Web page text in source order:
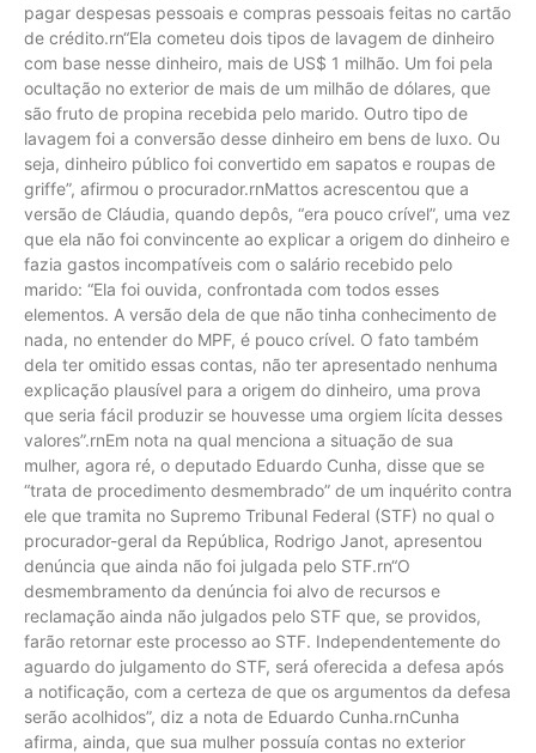
pagar despesas pessoais e compras pessoais feitas no cartão
de crédito.rn“Ela cometeu dois tipos de lavagem de dinheiro
com base nesse dinheiro, mais de US$ 1 milhão. Um foi pela
ocultação no exterior de mais de um milhão de dólares, que
são fruto de propina recebida pelo marido. Outro tipo de
lavagem foi a conversão desse dinheiro em bens de luxo. Ou
seja, dinheiro público foi convertido em sapatos e roupas de
griffe”, afirmou o procurador.rnMattos acrescentou que a
versão de Cláudia, quando depôs, “era pouco crível”, uma vez
que ela não foi convincente ao explicar a origem do dinheiro e
fazia gastos incompatíveis com o salário recebido pelo
marido: “Ela foi ouvida, confrontada com todos esses
elementos. A versão dela de que não tinha conhecimento de
nada, no entender do MPF, é pouco crível. O fato também
dela ter omitido essas contas, não ter apresentado nenhuma
explicação plausível para a origem do dinheiro, uma prova
que seria fácil produzir se houvesse uma orgiem lícita desses
valores”.rnEm nota na qual menciona a situação de sua
mulher, agora ré, o deputado Eduardo Cunha, disse que se
“trata de procedimento desmembrado” de um inquérito contra
ele que tramita no Supremo Tribunal Federal (STF) no qual o
procurador-geral da República, Rodrigo Janot, apresentou
denúncia que ainda não foi julgada pelo STF.rn“O
desmembramento da denúncia foi alvo de recursos e
reclamação ainda não julgados pelo STF que, se providos,
farão retornar este processo ao STF. Independentemente do
aguardo do julgamento do STF, será oferecida a defesa após
a notificação, com a certeza de que os argumentos da defesa
serão acolhidos”, diz a nota de Eduardo Cunha.rnCunha
afirma, ainda, que sua mulher possuía contas no exterior